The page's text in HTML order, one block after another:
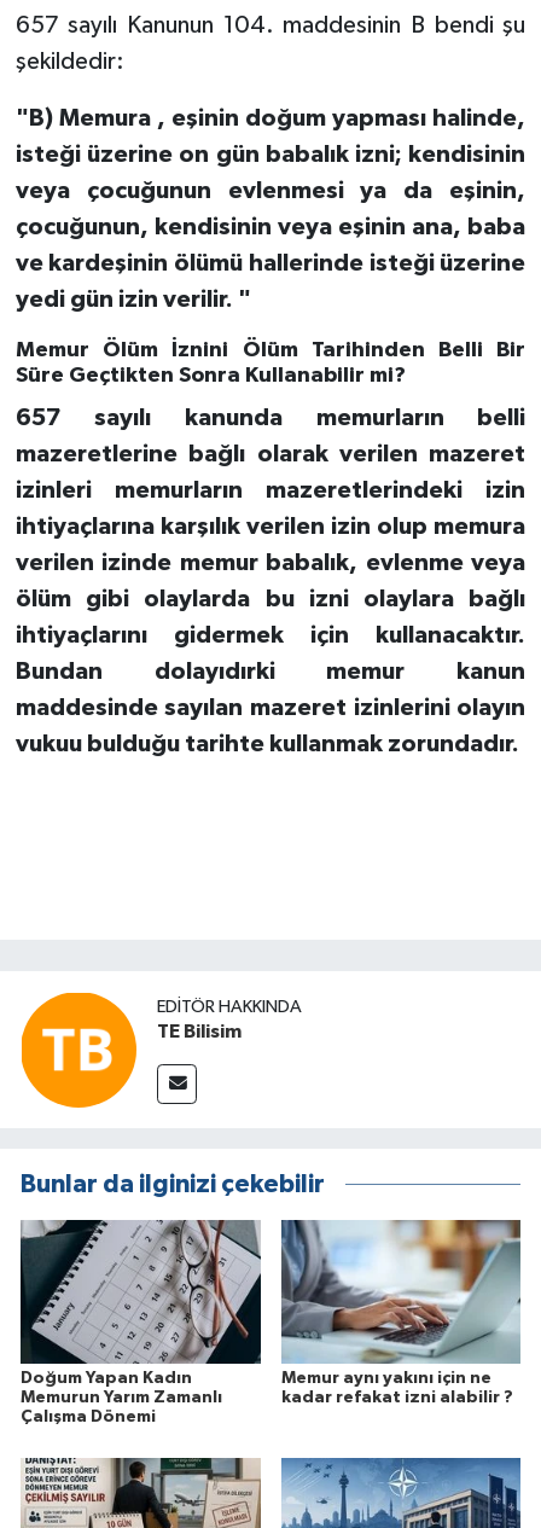
657 sayılı Kanunun 104. maddesinin B bendi şu
şekildedir:
"B) Memura , eşinin doğum yapması halinde,
isteği üzerine on gün babalık izni; kendisinin
veya çocuğunun evlenmesi ya da eşinin,
çocuğunun, kendisinin veya eşinin ana, baba
ve kardeşinin ölümü hallerinde isteği üzerine
yedi gün izin verilir. "
Memur Ölüm İznini Ölüm Tarihinden Belli Bir
Süre Geçtikten Sonra Kullanabilir mi?
657 sayılı kanunda memurların belli
mazeretlerine bağlı olarak verilen mazeret
izinleri memurların mazeretlerindeki izin
ihtiyaçlarına karşılık verilen izin olup memura
verilen izinde memur babalık, evlenme veya
ölüm gibi olaylarda bu izni olaylara bağlı
ihtiyaçlarını gidermek için kullanacaktır.
Bundan dolayıdırki memur kanun
maddesinde sayılan mazeret izinlerini olayın
vukuu bulduğu tarihte kullanmak zorundadır.
EDITÖR HAKKINDA
TE Bilisim
Bunlar da ilginizi çekebilir
Doğum Yapan Kadın
Memurun Yarım Zamanlı
Çalışma Dönemi
Memur aynı yakını için ne
kadar refakat izni alabilir ?